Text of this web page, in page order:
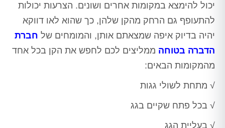
יכול להימצא במקומות אחרים ושונים. הצרעות יכולות
להתעופף גם הרחק מהקן שלהן, כך שהוא לאו דווקא
יהיה בדיוק איפה שמצאתם אותן, והמומחים של חברת
הדברה בטוחה ממליצים לכם לחפש את הקן בכל אחד
מהמקומות הבאים:
√ מתחת לשולי גגות
√ בכל פתח שקיים בגג
√ בעליית הגג